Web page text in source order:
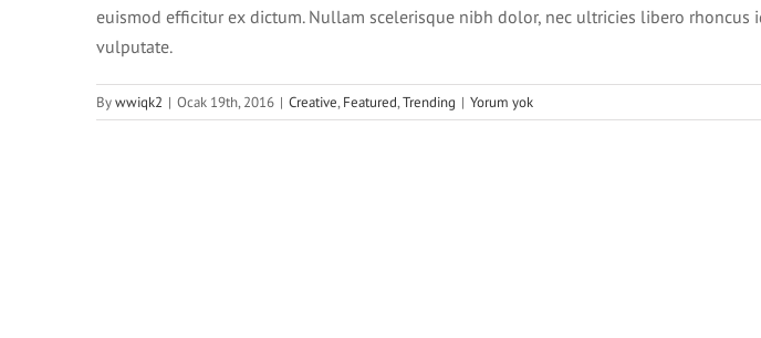
euismod efficitur ex dictum. Nullam scelerisque nibh dolor, nec ultricies libero rhoncus
vulputate.
Bywwiqk2 | Ocak 19th, 2016 | Creative,Featured,Trending | Yorum yok